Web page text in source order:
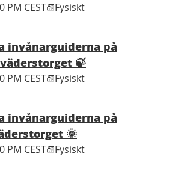
PM CEST Fysiskt
invånarguiderna på
🍃
PM CEST Fysiskt
invånarguiderna på
🌞
PM CEST Fysiskt